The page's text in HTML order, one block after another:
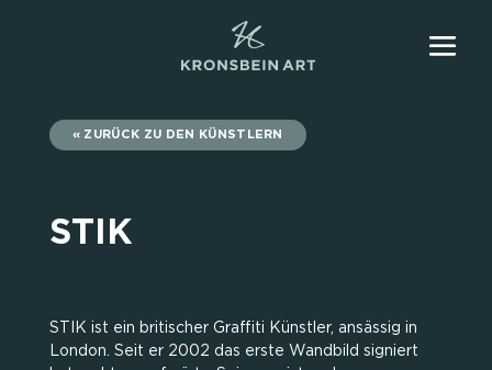
ZURÜCK ZU DEN KÜNSTLERN
STIK
STIK ist ein britischer Graffiti Künstler, ansässig in
London. Seit er 2002 das erste Wandbild signiert